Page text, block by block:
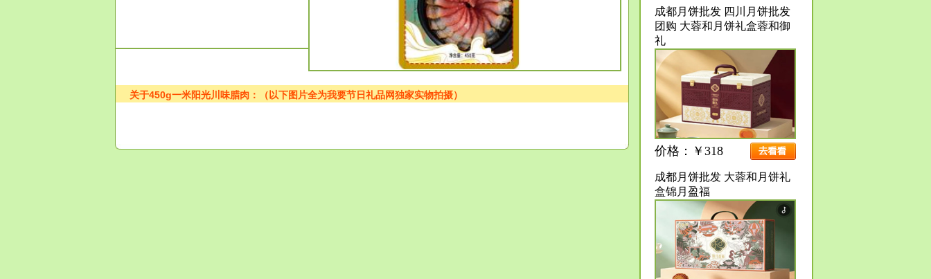
关于450g一米阳光川味腊肉：（以下图片全为我要节日礼品网独家实物拍摄）
成都月饼批发 四川月饼批发
团购 大蓉和月饼礼盒蓉和御
礼
价格：￥318
成都月饼批发 大蓉和月饼礼
盒锦月盈福